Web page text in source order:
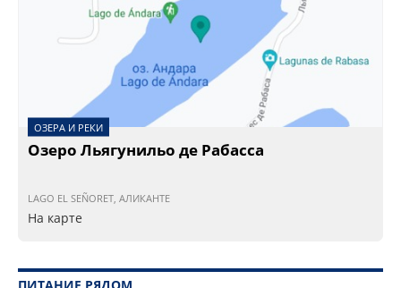
ОЗЕРА И РЕКИ
Озеро Льягунильо де Рабасса
LAGO EL SEÑORET, АЛИКАНТЕ
На карте